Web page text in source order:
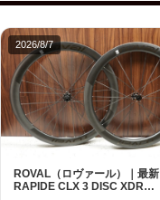
2026/8/7
ROVAL（ロヴァール）｜最新
RAPIDE CLX 3 DISC XDR